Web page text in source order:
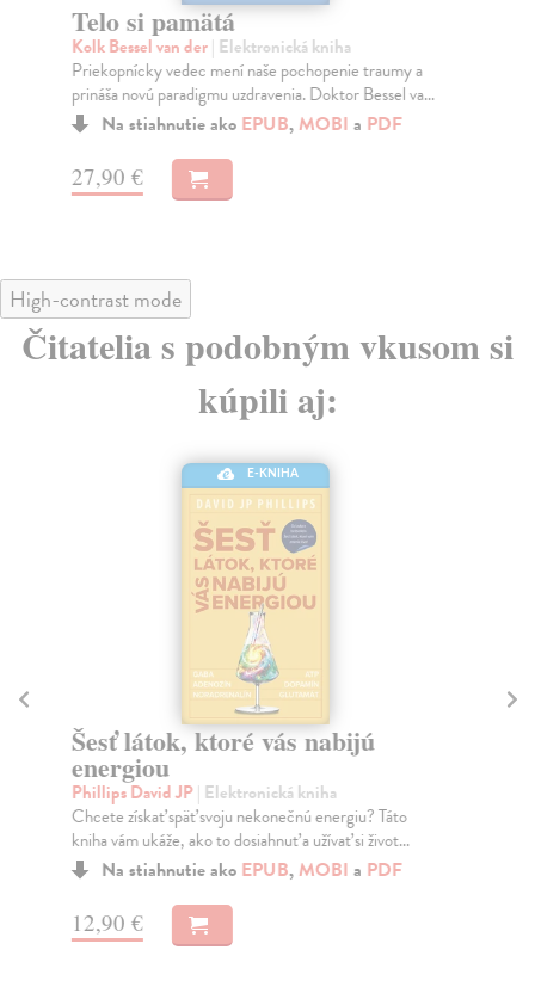
Telo si pamätá
Kolk Bessel van der| Elektronická kniha
Priekopnícky vedec mení naše pochopenie traumy a
prináša novú paradigmu uzdravenia. Doktor Bessel va...
Na stiahnutie ako EPUB,MOBI a PDF
27,90 €
High-contrast mode
Čitatelia s podobným vkusom si
kúpili aj:
E-KNIHA
Šesť látok, ktoré vás nabijú
energiou
Phillips David JP| Elektronická kniha
Chcete získať späť svoju nekonečnú energiu? Táto
kniha vám ukáže, ako to dosiahnuť a užívať si život...
Na stiahnutie ako EPUB,MOBI a PDF
12,90 €